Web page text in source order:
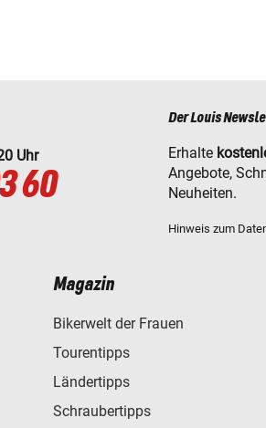
Uhr
60
Der Louis
Erhalte
Angebote,
Neuheiten.
Hinweis zum
Magazin
Bikerwelt der Frauen
Tourentipps
Ländertipps
Schraubertipps